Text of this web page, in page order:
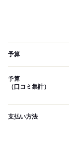
予算
予算
（口コミ集計）
支払い方法